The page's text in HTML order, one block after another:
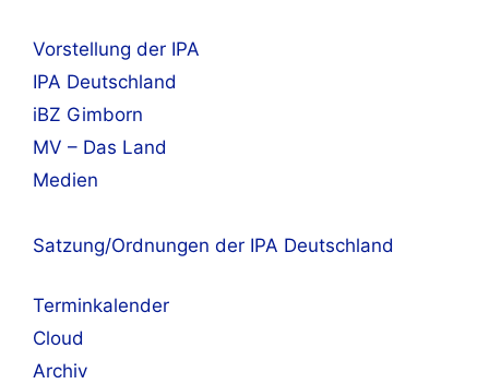
Vorstellung der IPA
IPA Deutschland
iBZ Gimborn
MV – Das Land
Medien
Satzung/Ordnungen der IPA Deutschland
Terminkalender
Cloud
Archiv